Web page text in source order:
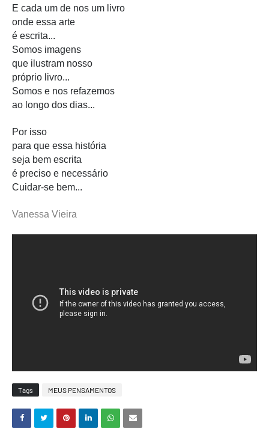
E cada um de nos um livro
onde essa arte
é escrita...
Somos imagens
que ilustram nosso
próprio livro...
Somos e nos refazemos
ao longo dos dias...
Por isso
para que essa história
seja bem escrita
é preciso e necessário
Cuidar-se bem...
Vanessa Vieira
Tags MEUS PENSAMENTOS